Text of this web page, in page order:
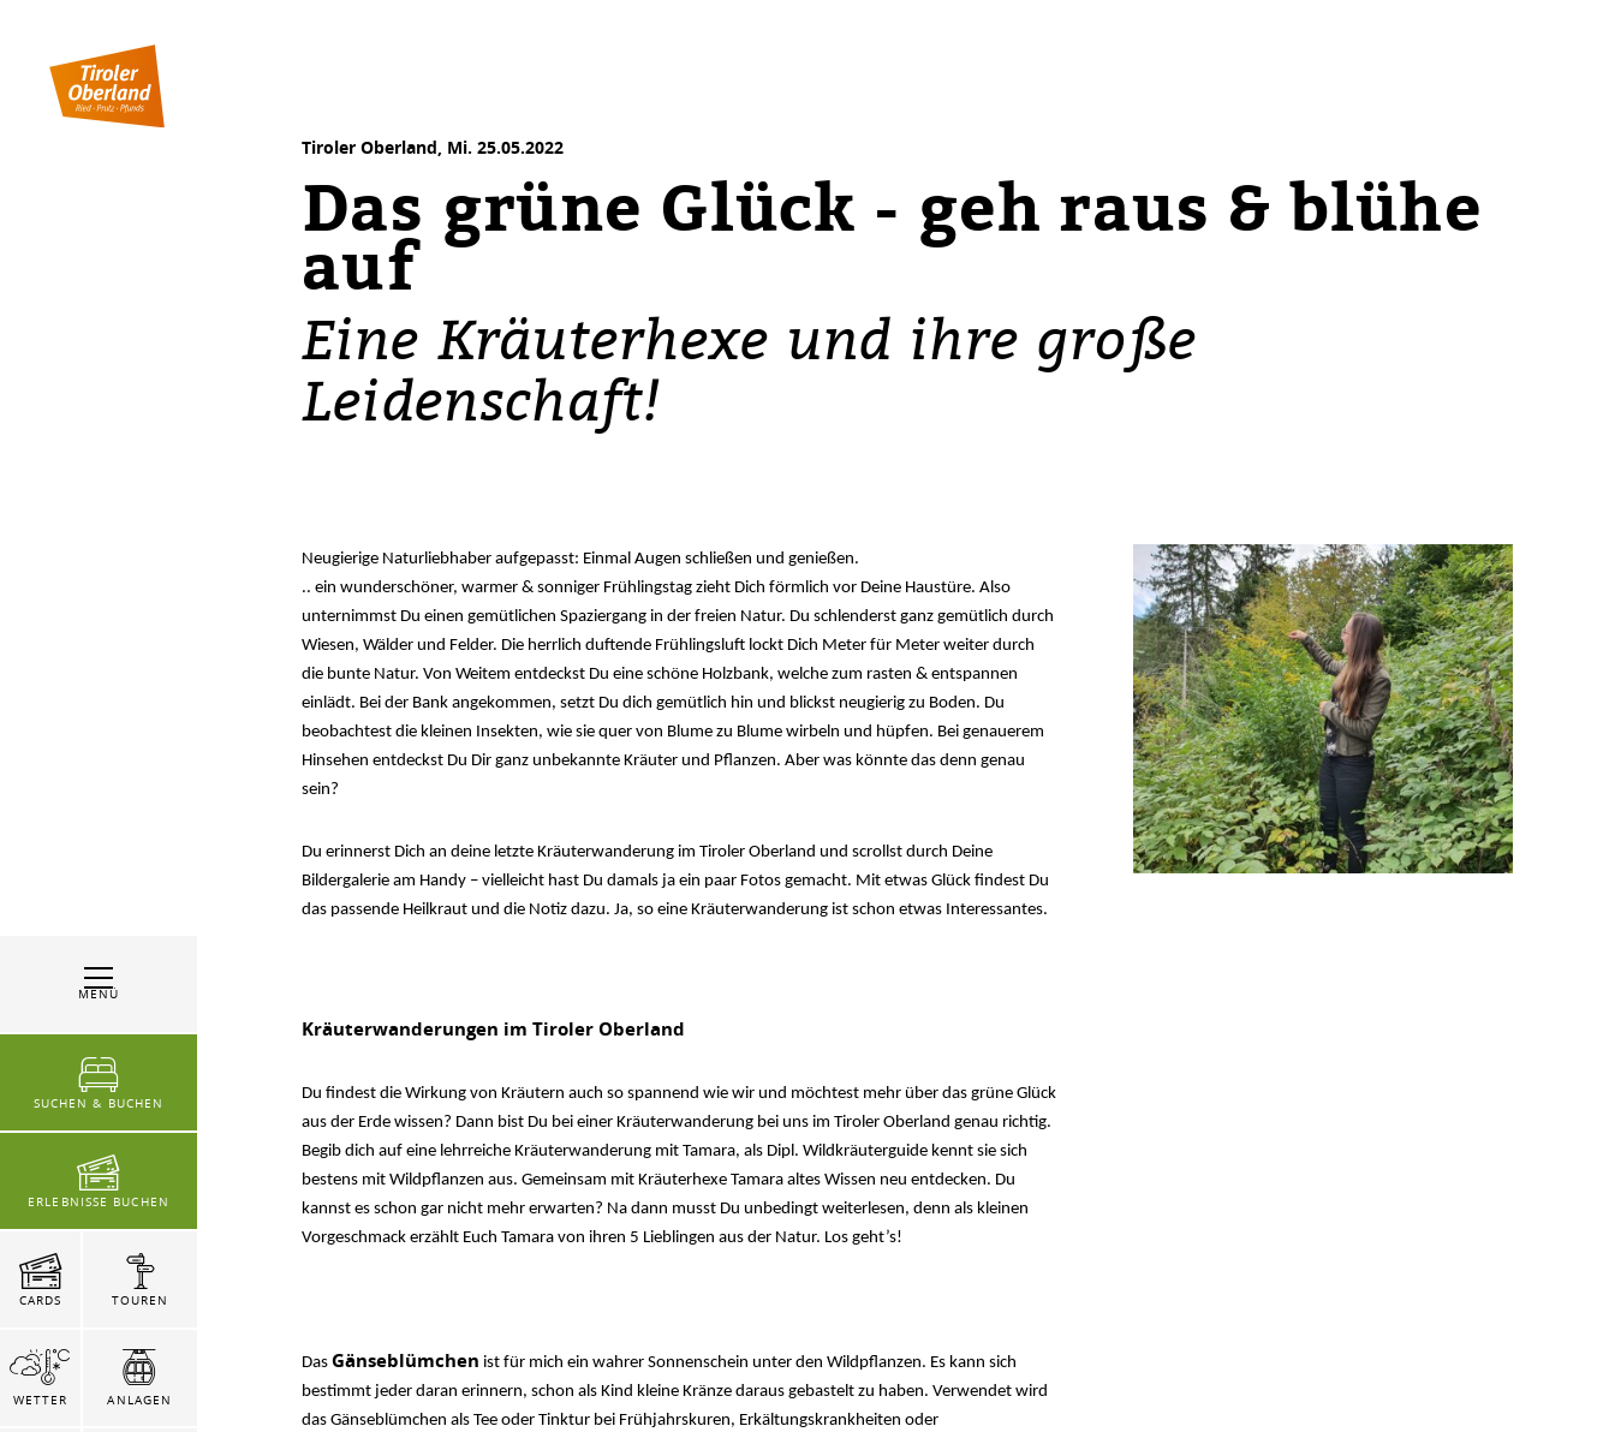
MENÜ
SUCHEN & BUCHEN
ERLEBNISSE BUCHEN
CARDS TOUREN
WETTER ANLAGEN
Tiroler Oberland, Mi. 25.05.2022
Das grüne Glück - geh raus & blühe
auf
Eine Kräuterhexe und ihre große
Leidenschaft!
Neugierige Naturliebhaber aufgepasst: Einmal Augen schließen und genießen.
.. ein wunderschöner, warmer & sonniger Frühlingstag zieht Dich förmlich vor Deine Haustüre. Also
unternimmst Du einen gemütlichen Spaziergang in der freien Natur. Du schlenderst ganz gemütlich durch
Wiesen, Wälder und Felder. Die herrlich duftende Frühlingsluft lockt Dich Meter für Meter weiter durch
die bunte Natur. Von Weitem entdeckst Du eine schöne Holzbank, welche zum rasten & entspannen
einlädt. Bei der Bank angekommen, setzt Du dich gemütlich hin und blickst neugierig zu Boden. Du
beobachtest die kleinen Insekten, wie sie quer von Blume zu Blume wirbeln und hüpfen. Bei genauerem
Hinsehen entdeckst Du Dir ganz unbekannte Kräuter und Pflanzen. Aber was könnte das denn genau
sein?
Du erinnerst Dich an deine letzte Kräuterwanderung im Tiroler Oberland und scrollst durch Deine
Bildergalerie am Handy – vielleicht hast Du damals ja ein paar Fotos gemacht. Mit etwas Glück findest Du
das passende Heilkraut und die Notiz dazu. Ja, so eine Kräuterwanderung ist schon etwas Interessantes.
Kräuterwanderungen im Tiroler Oberland
Du findest die Wirkung von Kräutern auch so spannend wie wir und möchtest mehr über das grüne Glück
aus der Erde wissen? Dann bist Du bei einer Kräuterwanderung bei uns im Tiroler Oberland genau richtig.
Begib dich auf eine lehrreiche Kräuterwanderung mit Tamara, als Dipl. Wildkräuterguide kennt sie sich
bestens mit Wildpflanzen aus. Gemeinsam mit Kräuterhexe Tamara altes Wissen neu entdecken. Du
kannst es schon gar nicht mehr erwarten? Na dann musst Du unbedingt weiterlesen, denn als kleinen
Vorgeschmack erzählt Euch Tamara von ihren 5 Lieblingen aus der Natur. Los geht’s!
Das Gänseblümchen ist für mich ein wahrer Sonnenschein unter den Wildpflanzen. Es kann sich
bestimmt jeder daran erinnern, schon als Kind kleine Kränze daraus gebastelt zu haben. Verwendet wird
das Gänseblümchen als Tee oder Tinktur bei Frühjahrskuren, Erkältungskrankheiten oder